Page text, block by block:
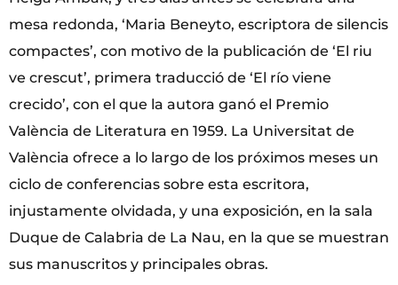
mesa redonda, ‘Maria Beneyto, escriptora de silencis
compactes’, con motivo de la publicación de ‘El riu
ve crescut’, primera traducció de ‘El río viene
crecido’, con el que la autora ganó el Premio
València de Literatura en 1959. La Universitat de
València ofrece a lo largo de los próximos meses un
ciclo de conferencias sobre esta escritora,
injustamente olvidada, y una exposición, en la sala
Duque de Calabria de La Nau, en la que se muestran
sus manuscritos y principales obras.